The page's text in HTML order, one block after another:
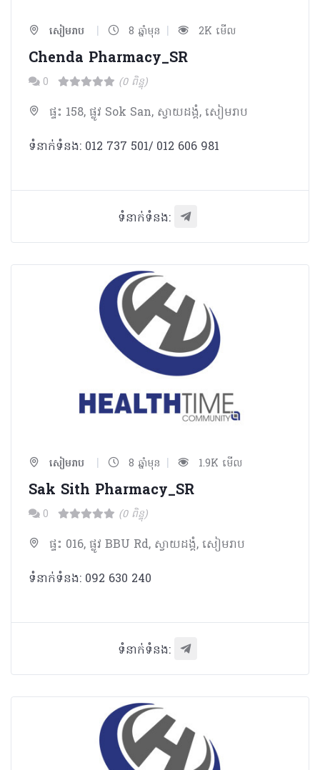
សៀមរាប | 8 ឆ្នាំមុន | 2K មើល
Chenda Pharmacy_SR
0 (0 ពិន្ទុ)
ផ្ទះ 158, ផ្លូវ Sok San, ស្វាយដង្គំ, សៀមរាប
ទំនាក់ទំនង: 012 737 501/ 012 606 981
ទំនាក់ទំនង:
សៀមរាប | 8 ឆ្នាំមុន | 1.9K មើល
Sak Sith Pharmacy_SR
0 (0 ពិន្ទុ)
ផ្ទះ 016, ផ្លូវ BBU Rd, ស្វាយដង្គំ, សៀមរាប
ទំនាក់ទំនង: 092 630 240
ទំនាក់ទំនង: